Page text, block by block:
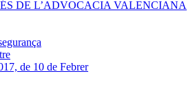
DE L’ADVOCACIA VALENCIANA
de 10 de Febrer